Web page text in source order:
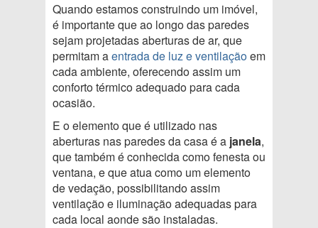
Quando estamos construindo um imóvel,
é importante que ao longo das paredes
sejam projetadas aberturas de ar, que
permitam aentrada de luz e ventilaçãoem
cada ambiente, oferecendo assim um
conforto térmico adequado para cada
ocasião.
E o elemento que é utilizado nas
aberturas nas paredes da casa é a janela,
que também é conhecida como fenesta ou
ventana, e que atua como um elemento
de vedação, possibilitando assim
ventilação e iluminação adequadas para
cada local aonde são instaladas.